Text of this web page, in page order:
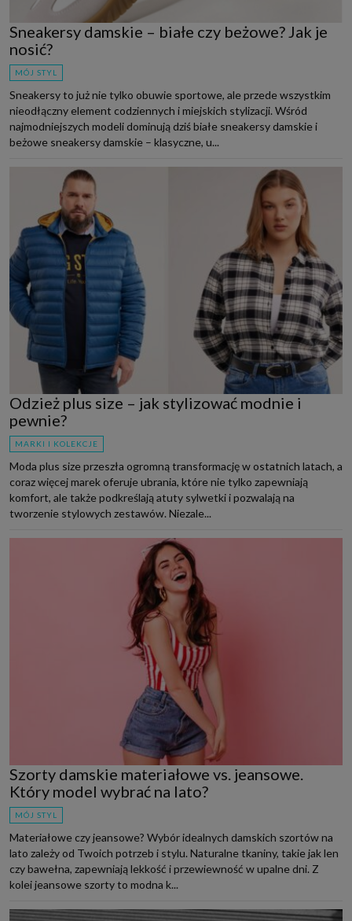
Sneakersy damskie – białe czy beżowe? Jak je
nosić?
MÓJ STYL
Sneakersy to już nie tylko obuwie sportowe, ale przede wszystkim
nieodłączny element codziennych i miejskich stylizacji. Wśród
najmodniejszych modeli dominują dziś białe sneakersy damskie i
beżowe sneakersy damskie – klasyczne, u...
Odzież plus size – jak stylizować modnie i
pewnie?
MARKI I KOLEKCJE
Moda plus size przeszła ogromną transformację w ostatnich latach, a
coraz więcej marek oferuje ubrania, które nie tylko zapewniają
komfort, ale także podkreślają atuty sylwetki i pozwalają na
tworzenie stylowych zestawów. Niezale...
Szorty damskie materiałowe vs. jeansowe.
Który model wybrać na lato?
MÓJ STYL
Materiałowe czy jeansowe? Wybór idealnych damskich szortów na
lato zależy od Twoich potrzeb i stylu. Naturalne tkaniny, takie jak len
czy bawełna, zapewniają lekkość i przewiewność w upalne dni. Z
kolei jeansowe szorty to modna k...